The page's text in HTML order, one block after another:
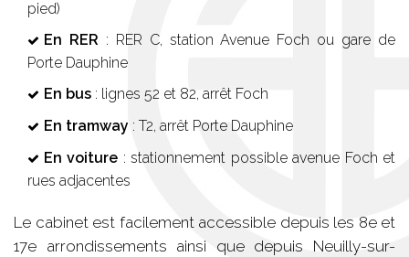
pied)
En RER : RER C, station Avenue Foch ou gare de
Porte Dauphine
En bus : lignes 52 et 82, arrêt Foch
En tramway : T2, arrêt Porte Dauphine
En voiture : stationnement possible avenue Foch et
rues adjacentes
Le cabinet est facilement accessible depuis les 8e et
17e arrondissements ainsi que depuis Neuilly-sur-